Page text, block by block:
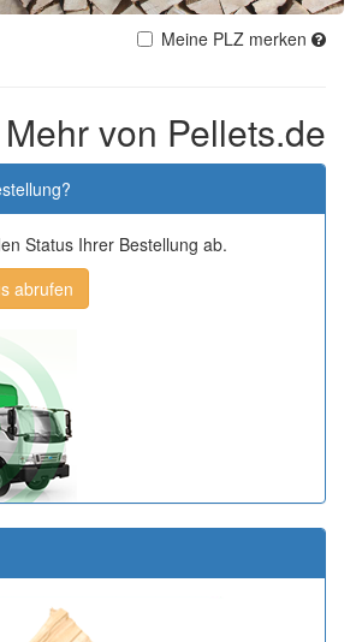
Meine PLZ merken
Mehr von Pellets.de
Status Ihrer Bestellung ab.
abrufen